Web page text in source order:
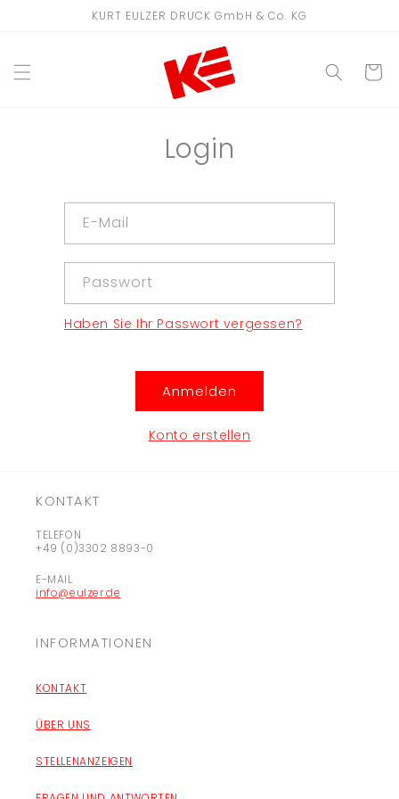
KURT EULZER DRUCK GmbH & Co. KG
Login
E-Mail
Passwort
Haben Sie Ihr Passwort vergessen?
Anmelden
Konto erstellen
KONTAKT
TELEFON
+49 (0)3302 8893-0
E-MAIL
info@eulzer.de
INFORMATIONEN
KONTAKT
ÜBER UNS
STELLENANZEIGEN